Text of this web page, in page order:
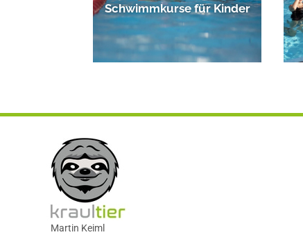
Schwimmkurse für Kinder
Martin Keiml